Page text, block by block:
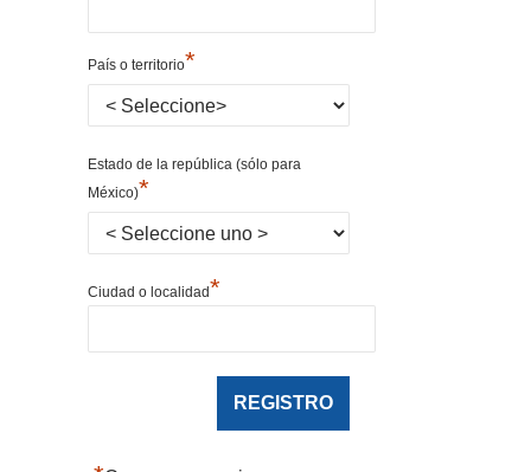
País o territorio*
Estado de la república (sólo para
México)*
Ciudad o localidad*